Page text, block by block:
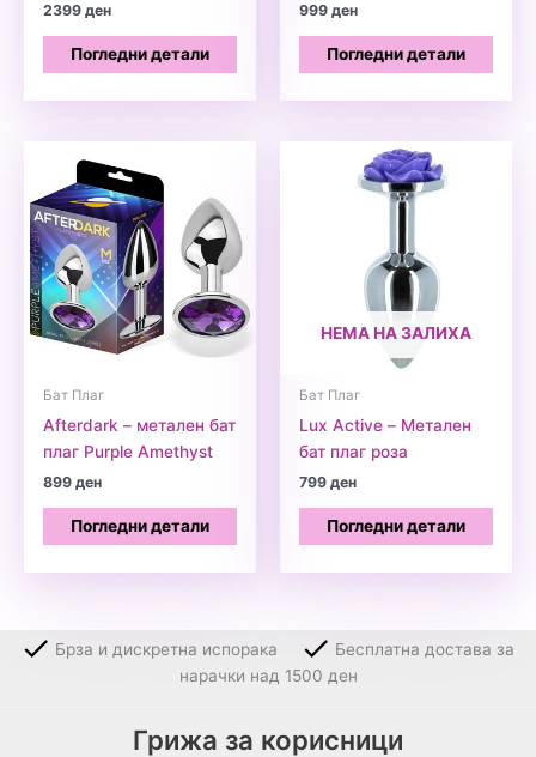
2399ден
Погледни детали
999ден
Погледни детали
Бат Плаг
Afterdark – метален бат
плаг Purple Amethyst
899ден
Погледни детали
НЕМА НА ЗАЛИХА
Бат Плаг
Lux Active – Метален
бат плаг роза
799ден
Погледни детали
Брза и дискретна испорака
Бесплатна достава за
нарачки над 1500 ден
Грижа за корисници